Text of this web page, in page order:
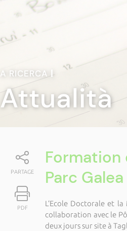
A RICERCA|
Attualità
PARTAGE
PDF
Parc
L’Ecole Doctorale et
collaboration avec le
deux jours sur site à